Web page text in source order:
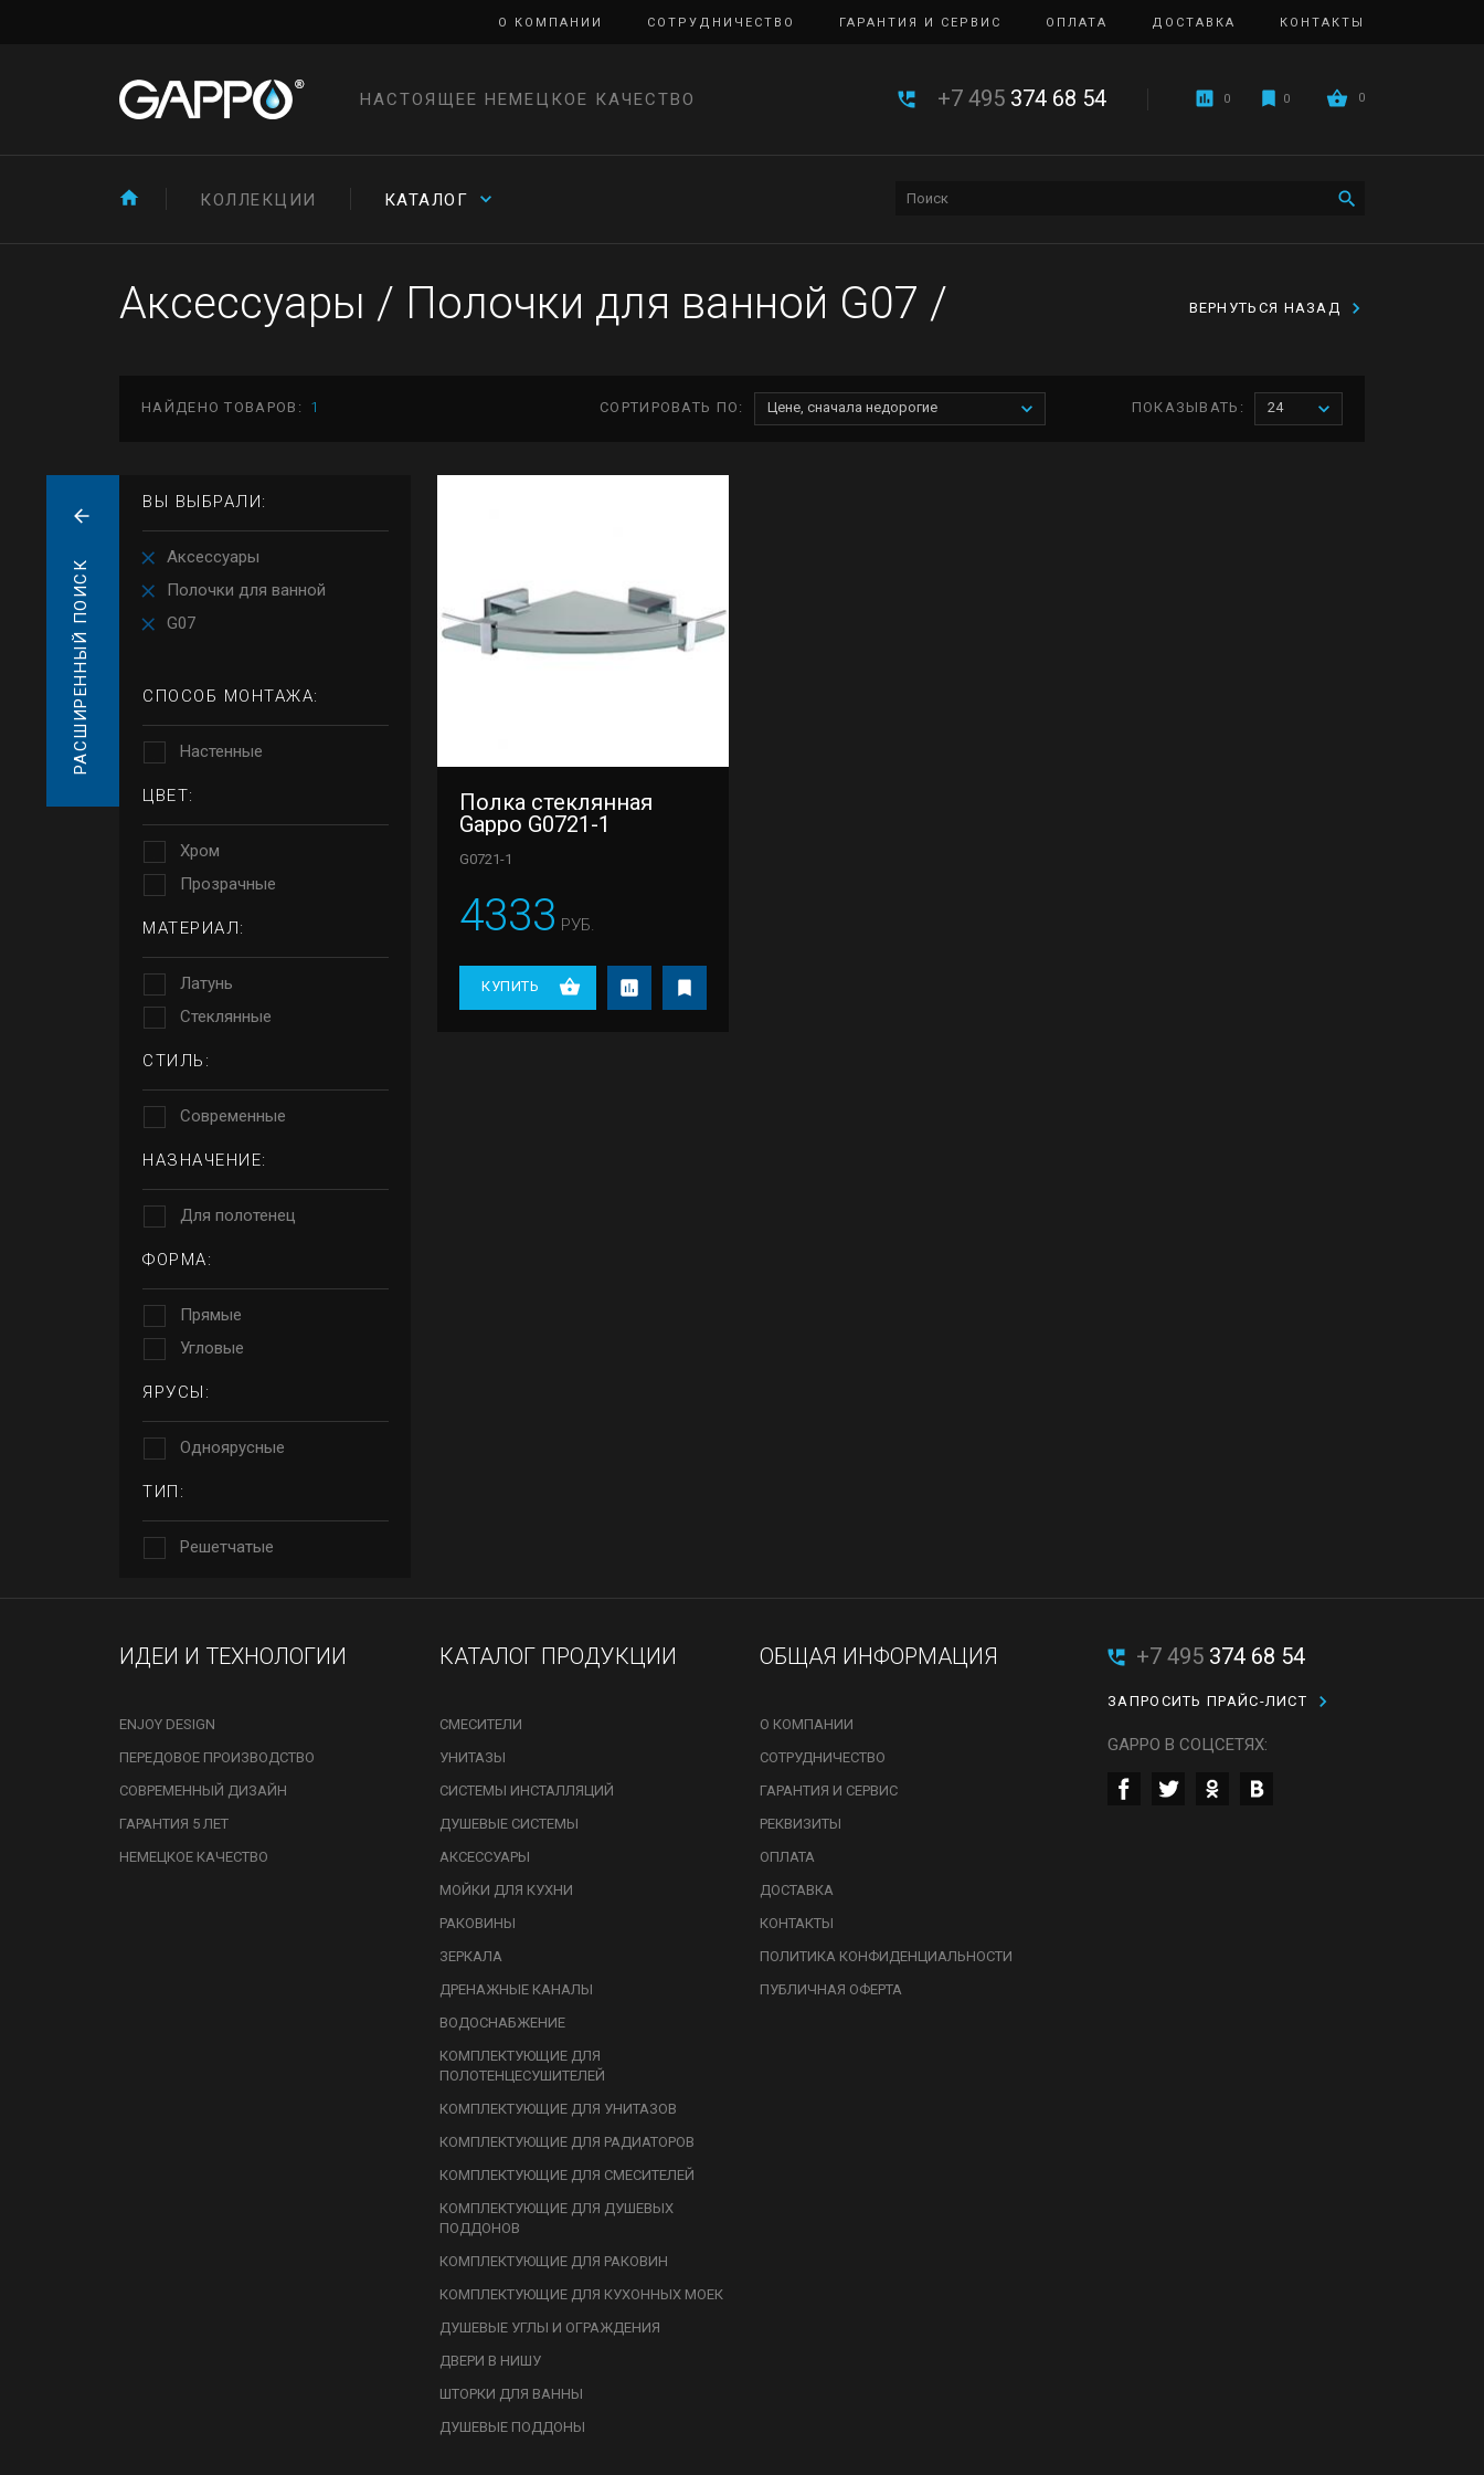
О КОМПАНИИ СОТРУДНИЧЕСТВО ГАРАНТИЯ И СЕРВИС ОПЛАТА ДОСТАВКА КОНТАКТЫ
НАСТОЯЩЕЕ НЕМЕЦКОЕ КАЧЕСТВО +7 495 374 68 54 0 0 0
КОЛЛЕКЦИИ КАТАЛОГ
ВЕРНУТЬСЯ НАЗАД
Аксессуары / Полочки для ванной G07 /
НАЙДЕНО ТОВАРОВ: 1 СОРТИРОВАТЬ ПО: Цене, сначала недорогие ПОКАЗЫВАТЬ: 24
РАСШИРЕННЫЙ ПОИСК
ВЫ ВЫБРАЛИ:
Аксессуары
Полочки для ванной
G07
СПОСОБ МОНТАЖА:
Настенные
ЦВЕТ:
Хром
Прозрачные
МАТЕРИАЛ:
Латунь
Стеклянные
СТИЛЬ:
Современные
НАЗНАЧЕНИЕ:
Для полотенец
ФОРМА:
Прямые
Угловые
ЯРУСЫ:
Одноярусные
ТИП:
Решетчатые
Полка стеклянная
Gappo G0721-1
G0721-1
4333 РУБ.
КУПИТЬ
ИДЕИ И ТЕХНОЛОГИИ
ENJOY DESIGN
ПЕРЕДОВОЕ ПРОИЗВОДСТВО
СОВРЕМЕННЫЙ ДИЗАЙН
ГАРАНТИЯ 5 ЛЕТ
НЕМЕЦКОЕ КАЧЕСТВО
КАТАЛОГ ПРОДУКЦИИ
СМЕСИТЕЛИ
УНИТАЗЫ
СИСТЕМЫ ИНСТАЛЛЯЦИЙ
ДУШЕВЫЕ СИСТЕМЫ
АКСЕССУАРЫ
МОЙКИ ДЛЯ КУХНИ
РАКОВИНЫ
ЗЕРКАЛА
ДРЕНАЖНЫЕ КАНАЛЫ
ВОДОСНАБЖЕНИЕ
КОМПЛЕКТУЮЩИЕ ДЛЯ
ПОЛОТЕНЦЕСУШИТЕЛЕЙ
КОМПЛЕКТУЮЩИЕ ДЛЯ УНИТАЗОВ
КОМПЛЕКТУЮЩИЕ ДЛЯ РАДИАТОРОВ
КОМПЛЕКТУЮЩИЕ ДЛЯ СМЕСИТЕЛЕЙ
КОМПЛЕКТУЮЩИЕ ДЛЯ ДУШЕВЫХ
ПОДДОНОВ
КОМПЛЕКТУЮЩИЕ ДЛЯ РАКОВИН
КОМПЛЕКТУЮЩИЕ ДЛЯ КУХОННЫХ МОЕК
ДУШЕВЫЕ УГЛЫ И ОГРАЖДЕНИЯ
ДВЕРИ В НИШУ
ШТОРКИ ДЛЯ ВАННЫ
ДУШЕВЫЕ ПОДДОНЫ
ОБЩАЯ ИНФОРМАЦИЯ
О КОМПАНИИ
СОТРУДНИЧЕСТВО
ГАРАНТИЯ И СЕРВИС
РЕКВИЗИТЫ
ОПЛАТА
ДОСТАВКА
КОНТАКТЫ
ПОЛИТИКА КОНФИДЕНЦИАЛЬНОСТИ
ПУБЛИЧНАЯ ОФЕРТА
+7 495 374 68 54
ЗАПРОСИТЬ ПРАЙС-ЛИСТ
GAPPO В СОЦСЕТЯХ: